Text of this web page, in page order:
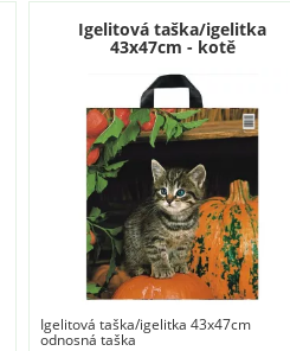
Igelitová taška/igelitka
43x47cm - kotě
Igelitová taška/igelitka 43x47cm
odnosná taška